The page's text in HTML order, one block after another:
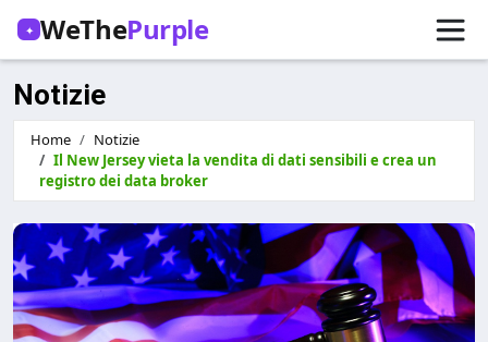
✦ WeThePurple
Notizie
Home
Notizie
Il New Jersey vieta la vendita di dati sensibili e crea un
registro dei data broker